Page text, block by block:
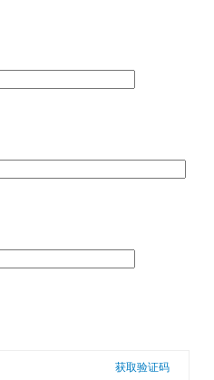
获取验证码